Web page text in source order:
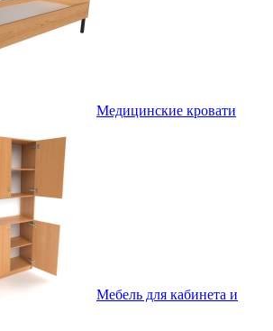
Медицинские кровати
Мебель для кабинета и